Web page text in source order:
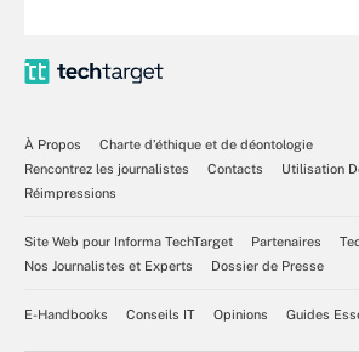
À Propos
Charte d’éthique et de déontologie
Rencontrez les journalistes
Contacts
Utilisation
Réimpressions
Site Web pour Informa TechTarget Partenaires
Nos Journalistes et Experts
Dossier de Presse
E-Handbooks Conseils IT Opinions Guides